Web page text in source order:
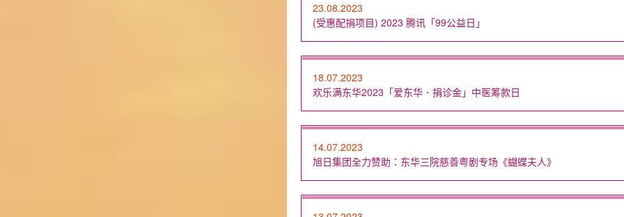
23.08.2023
(受惠配捐项目) 2023 腾讯「99公益日」
18.07.2023
欢乐满东华2023「爱东华．捐诊金」中医筹款日
14.07.2023
旭日集团全力赞助：东华三院慈善粤剧专场《蝴蝶夫人》